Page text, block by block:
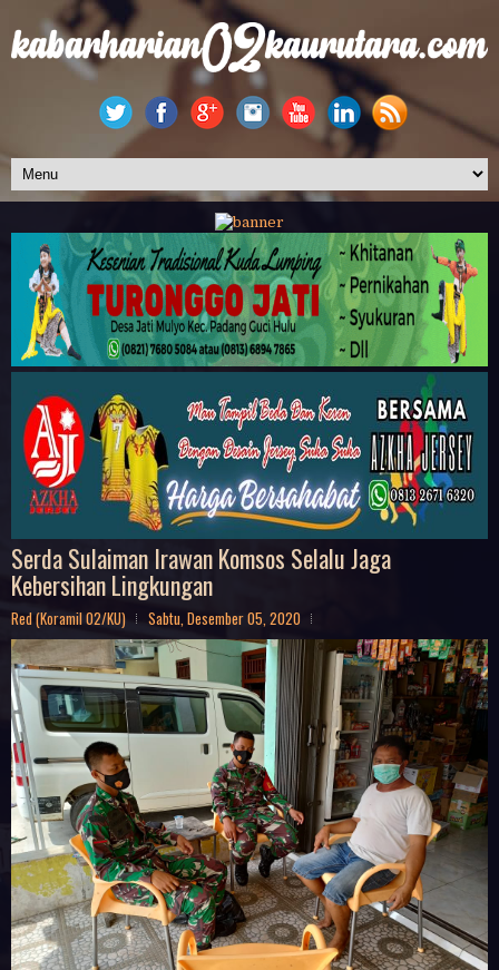
Serda Sulaiman Irawan Komsos Selalu Jaga
Kebersihan Lingkungan
Red (Koramil 02/KU) Sabtu, Desember 05, 2020